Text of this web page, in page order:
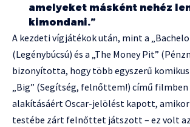
amelyeket másként nehéz
kimondani.”
A kezdeti vígjátékok után, mint a
(Legénybúcsú) és a „The Money Pit”
bizonyította, hogy több egyszerű
„Big” (Segítség, felnőttem!) című
alakításáért Oscar-jelölést kapott, amikor
testébe zárt felnőttet játszott – ez volt